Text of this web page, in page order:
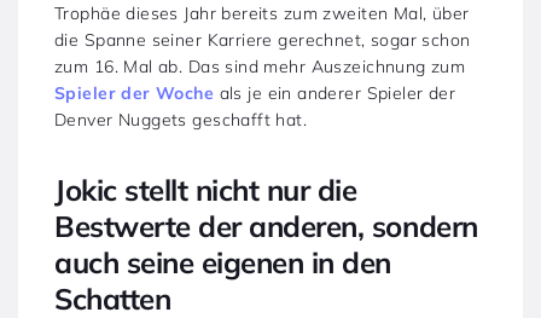
Trophäe dieses Jahr bereits zum zweiten Mal, über
die Spanne seiner Karriere gerechnet, sogar schon
zum 16. Mal ab. Das sind mehr Auszeichnung zum
Spieler der Woche als je ein anderer Spieler der
Denver Nuggets geschafft hat.
Jokic stellt nicht nur die
Bestwerte der anderen, sondern
auch seine eigenen in den
Schatten